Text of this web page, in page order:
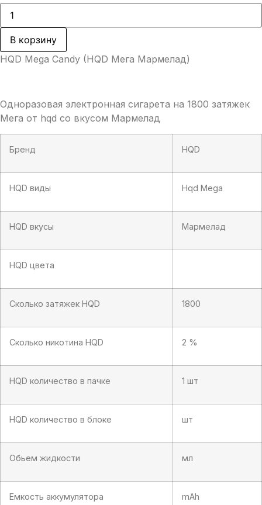
составляла358,00 ₽.
Количество
товара
HQD
Mega
Candy
(HQD
Мега
В корзину
HQD Mega Candy (HQD Мега Мармелад)
Одноразовая электронная сигарета на 1800 затяжек
Мега от hqd со вкусом Мармелад
Бренд HQD
HQD виды Hqd Mega
HQD вкусы Мармелад
HQD цвета
Сколько затяжек HQD 1800
Сколько никотина HQD 2 %
HQD количество в пачке 1 шт
HQD количество в блоке шт
Обьем жидкости мл
Емкость аккумулятора mAh